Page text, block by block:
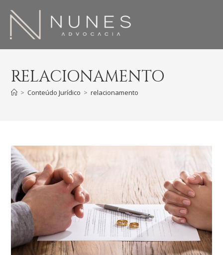
RELACIONAMENTO
> Conteúdo Jurídico > relacionamento